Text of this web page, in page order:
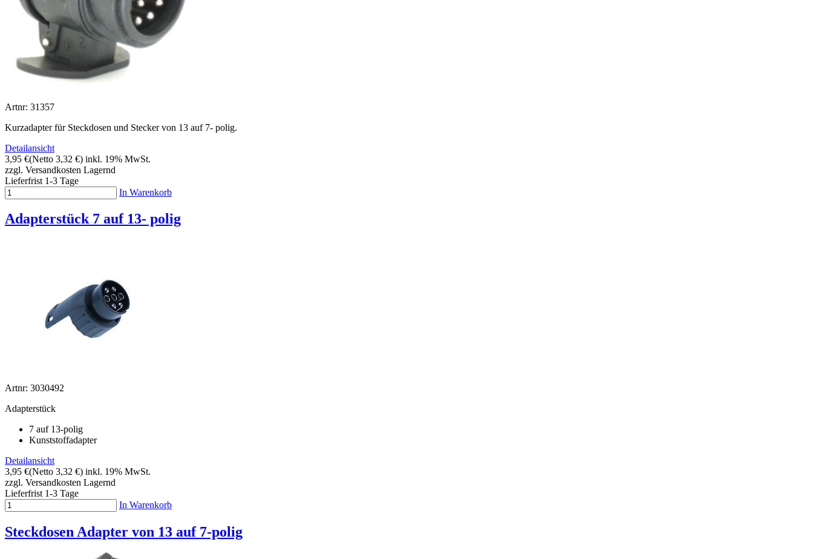
Artnr: 31357
Kurzadapter für Steckdosen und Stecker von 13 auf 7- polig.
Detailansicht
3,95 €(Netto 3,32 €) inkl. 19% MwSt.
zzgl. Versandkosten Lagernd
Lieferfrist 1-3 Tage
In Warenkorb
Adapterstück 7 auf 13- polig
Artnr: 3030492
Adapterstück
7 auf 13-polig
Kunststoffadapter
Detailansicht
3,95 €(Netto 3,32 €) inkl. 19% MwSt.
zzgl. Versandkosten Lagernd
Lieferfrist 1-3 Tage
In Warenkorb
Steckdosen Adapter von 13 auf 7-polig